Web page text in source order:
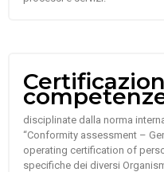
disciplinate dalla norma
“Conformity assessment –
operating certification of
specifiche dei diversi